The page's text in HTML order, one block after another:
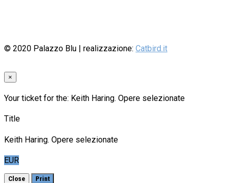
© 2020 Palazzo Blu | realizzazione: Catbird.it
×
Your ticket for the: Keith Haring. Opere selezionate
Title
Keith Haring. Opere selezionate
EUR
Close Print